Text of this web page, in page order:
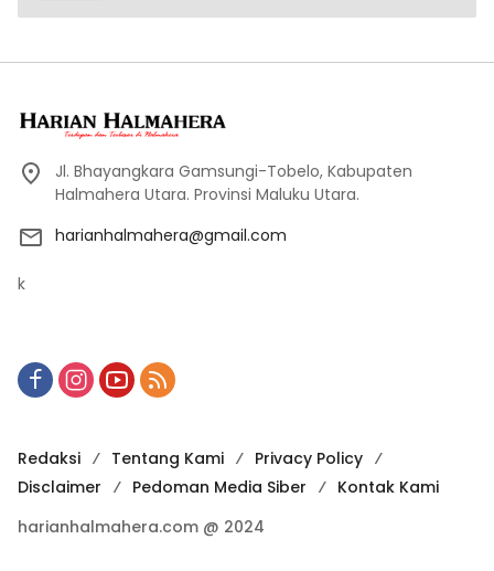
Jl. Bhayangkara Gamsungi-Tobelo, Kabupaten
Halmahera Utara. Provinsi Maluku Utara.
harianhalmahera@gmail.com
k
Redaksi Tentang Kami
Privacy Policy
Disclaimer
Pedoman Media Siber
Kontak Kami
harianhalmahera.com @ 2024